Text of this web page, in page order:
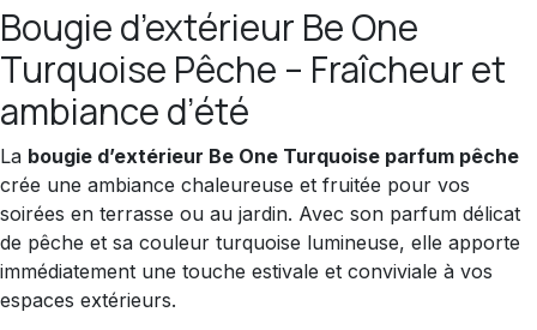
Bougie d’extérieur Be One
Turquoise Pêche – Fraîcheur et
ambiance d’été
La bougie d’extérieur Be One Turquoise parfum pêche
crée une ambiance chaleureuse et fruitée pour vos
soirées en terrasse ou au jardin. Avec son parfum délicat
de pêche et sa couleur turquoise lumineuse, elle apporte
immédiatement une touche estivale et conviviale à vos
espaces extérieurs.